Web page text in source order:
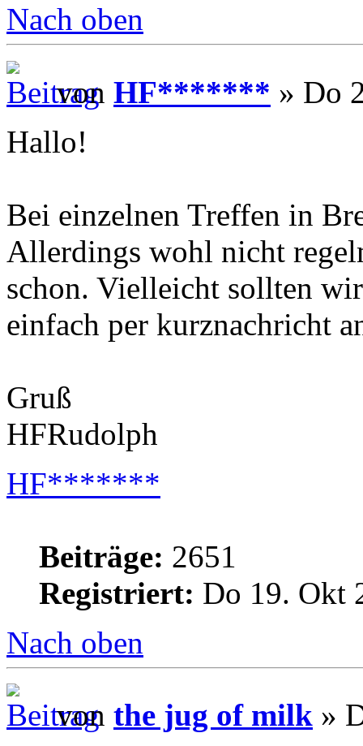
Nach oben
von HF******* » Do
Hallo!
Bei einzelnen Treffen in
Allerdings wohl nicht
schon. Vielleicht sollten
einfach per kurznachricht
Gruß
HFRudolph
HF*******
Beiträge: 2651
Registriert: Do 19. Okt
Nach oben
von the jug of milk »